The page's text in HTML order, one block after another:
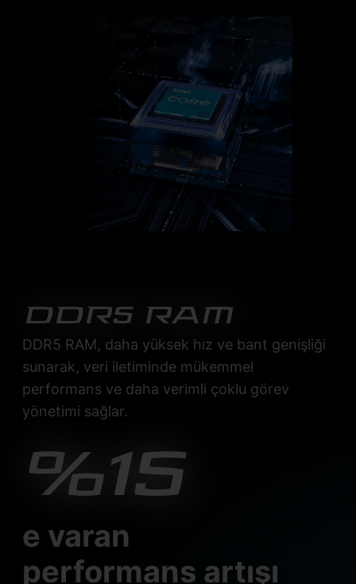
DDR5 RAM
DDR5 RAM, daha yüksek hız ve bant genişliği
sunarak, veri iletiminde mükemmel
performans ve daha verimli çoklu görev
yönetimi sağlar.
%15
e varan
performans artışı